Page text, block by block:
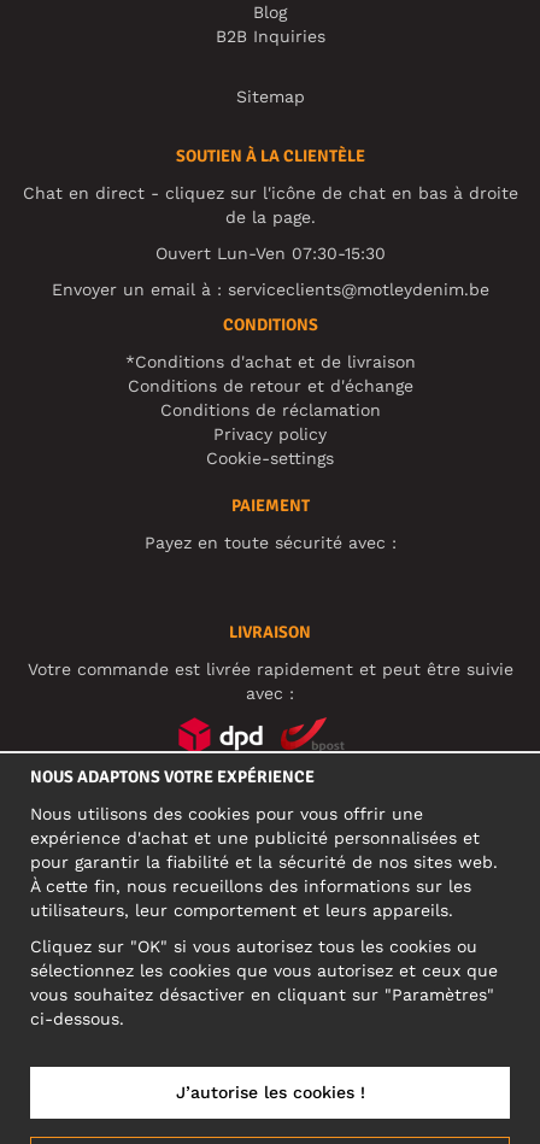
Blog
B2B Inquiries
Sitemap
SOUTIEN À LA CLIENTÈLE
Chat en direct - cliquez sur l'icône de chat en bas à droite
de la page.
Ouvert Lun-Ven 07:30-15:30
Envoyer un email à : serviceclients@motleydenim.be
CONDITIONS
*Conditions d'achat et de livraison
Conditions de retour et d'échange
Conditions de réclamation
Privacy policy
Cookie-settings
PAIEMENT
Payez en toute sécurité avec :
LIVRAISON
Votre commande est livrée rapidement et peut être suivie
avec :
ADRESSE PROFESSIONNELLE
Narva mnt 5, EE-10117 Tallinn
Reg: 12356245
ATTENTION ! N'envoyez pas les retours de produits à cette
NOUS ADAPTONS VOTRE EXPÉRIENCE
Nous utilisons des cookies pour vous offrir une
expérience d'achat et une publicité personnalisées et
pour garantir la fiabilité et la sécurité de nos sites web.
À cette fin, nous recueillons des informations sur les
utilisateurs, leur comportement et leurs appareils.
Cliquez sur "OK" si vous autorisez tous les cookies ou
sélectionnez les cookies que vous autorisez et ceux que
vous souhaitez désactiver en cliquant sur "Paramètres"
ci-dessous.
J’autorise les cookies !